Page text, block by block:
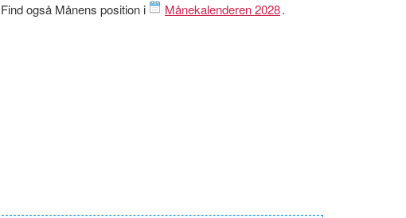
Find også Månens position i Månekalenderen 2028.